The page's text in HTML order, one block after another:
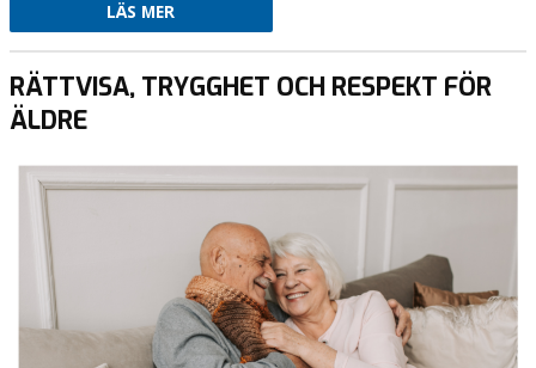
LÄS MER
RÄTTVISA, TRYGGHET OCH RESPEKT FÖR
ÄLDRE